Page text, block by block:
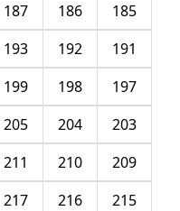
185
186
187
191
192
193
197
198
199
203
204
205
209
210
211
215
216
217